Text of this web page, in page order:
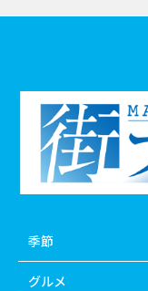
季節
グルメ